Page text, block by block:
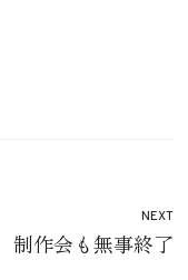
NEXT
制作会も無事終了